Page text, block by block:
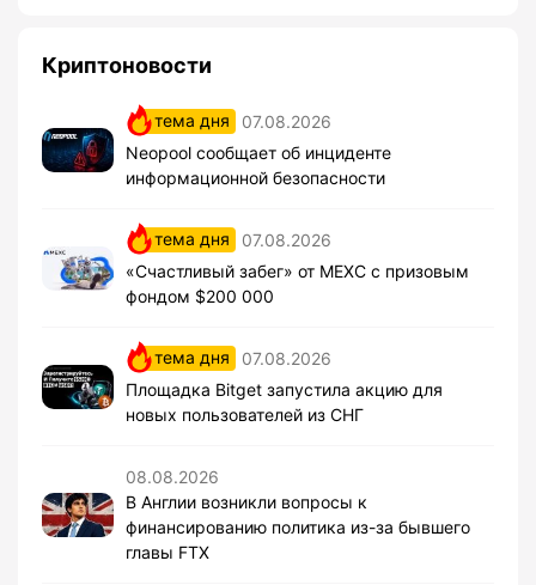
Криптоновости
тема дня
07.08.2026
Neopool сообщает об инциденте
информационной безопасности
тема дня
07.08.2026
«Счастливый забег» от MEXC с призовым
фондом $200 000
тема дня
07.08.2026
Площадка Bitget запустила акцию для
новых пользователей из СНГ
08.08.2026
В Англии возникли вопросы к
финансированию политика из-за бывшего
главы FTX